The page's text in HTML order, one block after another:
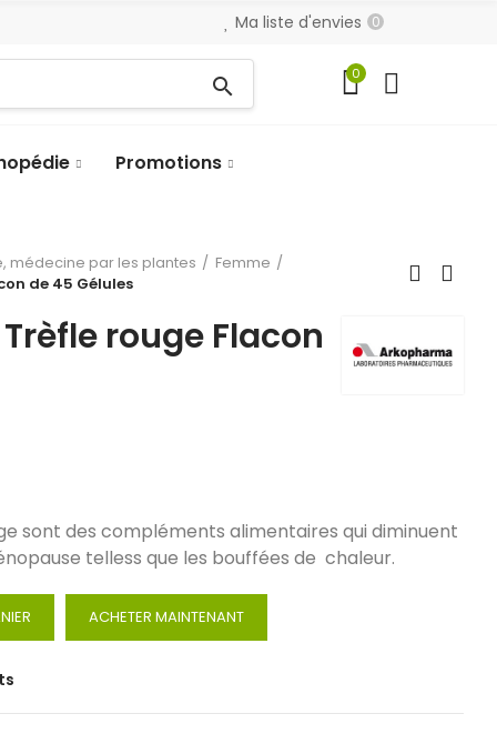
Ma liste d'envies 0
search 0
Promotions
médecine par les plantes
Femme
de 45 Gélules
Trèfle rouge Flacon
sont des compléments alimentaires qui diminuent
telless que les bouffées de chaleur.
ACHETER MAINTENANT